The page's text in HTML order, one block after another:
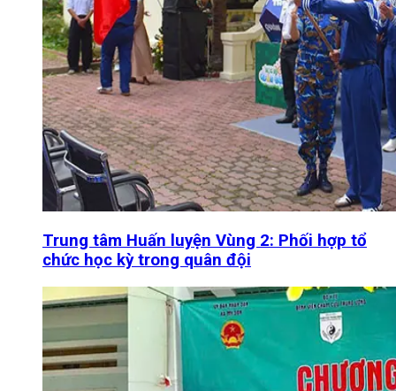
Trung tâm Huấn luyện Vùng 2: Phối hợp tổ
chức học kỳ trong quân đội